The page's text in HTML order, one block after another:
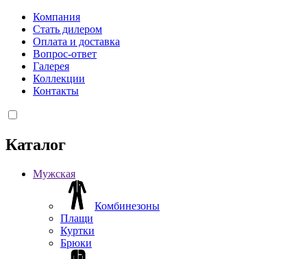
Компания
Стать дилером
Оплата и доставка
Вопрос-ответ
Галерея
Коллекции
Контакты
Каталог
Мужская
Комбинезоны
Плащи
Куртки
Брюки